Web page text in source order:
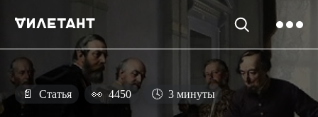
📄 Статья 👀 4450 🕓 3 минуты